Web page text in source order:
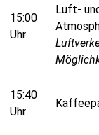
15:00
Uhr
Luft-
15:40
Uhr